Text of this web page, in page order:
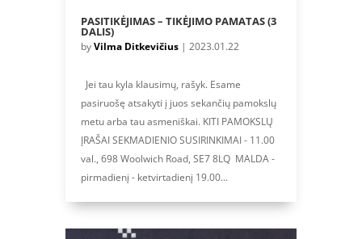
PASITIKĖJIMAS – TIKĖJIMO PAMATAS (3
DALIS)
byVilma Ditkevičius| 2023.01.22
Jei tau kyla klausimų, rašyk. Esame
pasiruošę atsakyti į juos sekančių pamokslų
metu arba tau asmeniškai. KITI PAMOKSLŲ
ĮRAŠAI SEKMADIENIO SUSIRINKIMAI - 11.00
val., 698 Woolwich Road, SE7 8LQ MALDA -
pirmadienį - ketvirtadienį 19.00...